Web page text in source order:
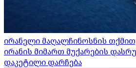
ირანელი მაღალჩინოსნის
ირანის მიმართ მუქარების
დაკეტილი დარჩება